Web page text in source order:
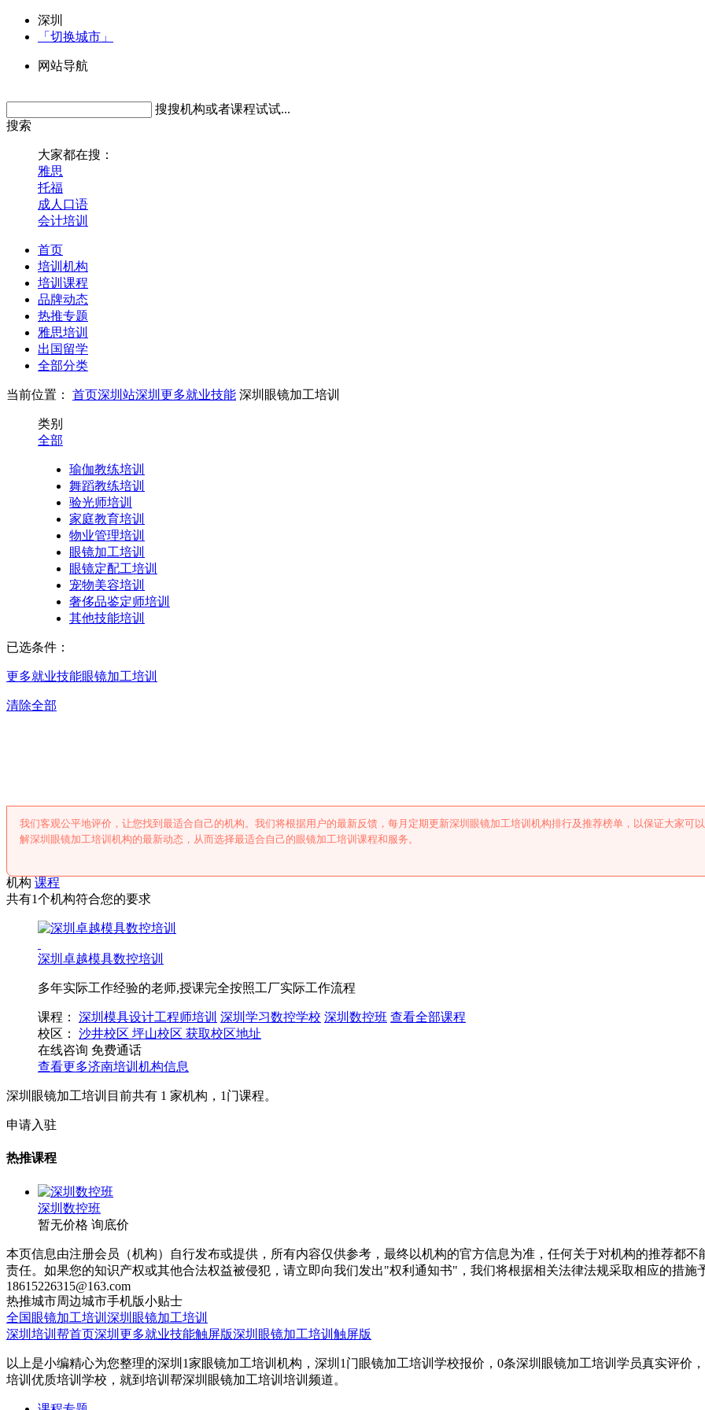
深圳
「切换城市」
网站导航
搜搜机构或者课程试试...
搜索
大家都在搜：
雅思
托福
成人口语
会计培训
首页
培训机构
培训课程
品牌动态
热推专题
雅思培训
出国留学
全部分类
当前位置： 首页深圳站深圳更多就业技能 深圳眼镜加工培训
类别
全部
瑜伽教练培训
舞蹈教练培训
验光师培训
家庭教育培训
物业管理培训
眼镜加工培训
眼镜定配工培训
宠物美容培训
奢侈品鉴定师培训
其他技能培训
已选条件：
更多就业技能眼镜加工培训
清除全部
我们客观公平地评价，让您找到最适合自己的机构。我们将根据用户的最新反馈，每月定期更新深圳眼镜加工培训机构排行及推荐榜单，以保证大家可
解深圳眼镜加工培训机构的最新动态，从而选择最适合自己的眼镜加工培训课程和服务。
机构 课程
共有1个机构符合您的要求
深圳卓越模具数控培训
多年实际工作经验的老师,授课完全按照工厂实际工作流程
课程： 深圳模具设计工程师培训 深圳学习数控学校 深圳数控班 查看全部课程
校区：
沙井校区 坪山校区 获取校区地址
在线咨询 免费通话
查看更多济南培训机构信息
深圳眼镜加工培训目前共有 1 家机构， 1 门课程。
申请入驻
热推课程
深圳数控班
暂无价格 询底价
本页信息由注册会员（机构）自行发布或提供，所有内容仅供参考，最终以机构的官方信息为准，任何关于对机构的推荐都
责任。如果您的知识产权或其他合法权益被侵犯，请立即向我们发出"权利通知书"，我们将根据相关法律法规采取相应的措
18615226315@163.com
热推城市周边城市手机版小贴士
全国眼镜加工培训 深圳眼镜加工培训
深圳培训帮首页深圳更多就业技能触屏版深圳眼镜加工培训触屏版
以上是小编精心为您整理的深圳1家眼镜加工培训机构，深圳1门眼镜加工培训学校报价，0条深圳眼镜加工培训学员真实评价
培训优质培训学校，就到培训帮深圳眼镜加工培训培训频道。